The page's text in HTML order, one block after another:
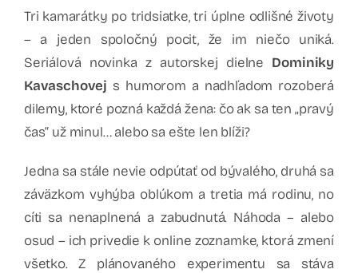
Tri kamarátky po tridsiatke, tri úplne odlišné životy
– a jeden spoločný pocit, že im niečo uniká.
Seriálová novinka z autorskej dielne Dominiky
Kavaschovej s humorom a nadhľadom rozoberá
dilemy, ktoré pozná každá žena: čo ak sa ten „pravý
čas“ už minul… alebo sa ešte len blíži?
Jedna sa stále nevie odpútať od bývalého, druhá sa
záväzkom vyhýba oblúkom a tretia má rodinu, no
cíti sa nenaplnená a zabudnutá. Náhoda – alebo
osud – ich privedie k online zoznamke, ktorá zmení
všetko. Z plánovaného experimentu sa stáva